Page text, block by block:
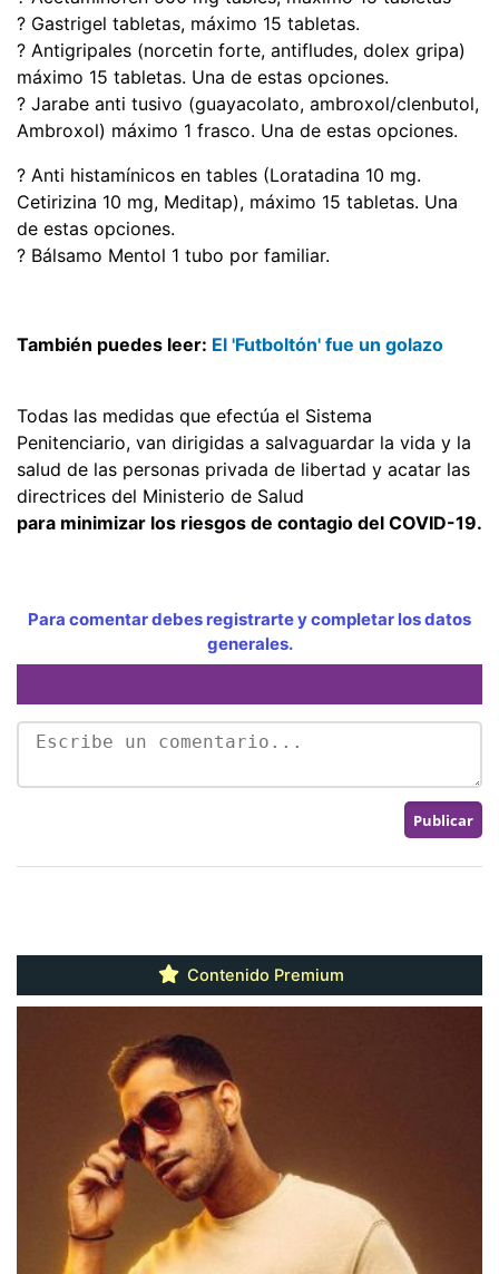
? Gastrigel tabletas, máximo 15 tabletas.
? Antigripales (norcetin forte, antifludes, dolex gripa)
máximo 15 tabletas. Una de estas opciones.
? Jarabe anti tusivo (guayacolato, ambroxol/clenbutol,
Ambroxol) máximo 1 frasco. Una de estas opciones.
? Anti histamínicos en tables (Loratadina 10 mg.
Cetirizina 10 mg, Meditap), máximo 15 tabletas. Una
de estas opciones.
? Bálsamo Mentol 1 tubo por familiar.
También puedes leer: El 'Futboltón' fue un golazo
Todas las medidas que efectúa el Sistema
Penitenciario, van dirigidas a salvaguardar la vida y la
salud de las personas privada de libertad y acatar las
directrices del Ministerio de Salud
para minimizar los riesgos de contagio del COVID-19.
Para comentar debes registrarte y completar los datos
generales.
Contenido Premium